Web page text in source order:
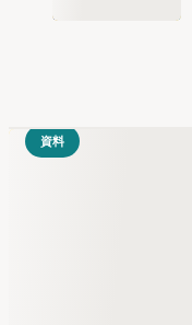
資料